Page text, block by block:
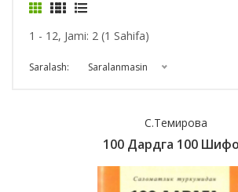
1 - 12, Jami: 2 (1 Sahifa)
Saralash: Saralanmasin
С.Темирова
100 Дардга 100